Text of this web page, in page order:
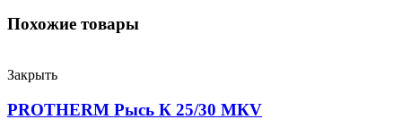
Похожие товары
Закрыть
PROTHERM Рысь К 25/30 MКV